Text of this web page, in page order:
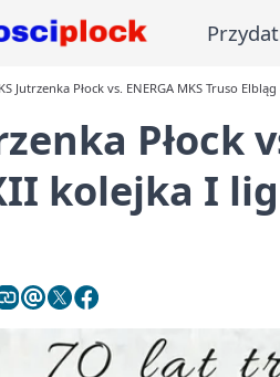
Jutrzenka Płock vs. ENERGA MKS Truso
Płock
kolejka I